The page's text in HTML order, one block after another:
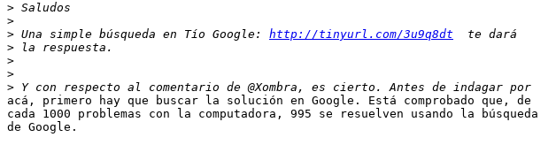
>
>
> Una simple búsqueda en Tío Google: http://tinyurl.com/3u9q8dt
>
>
>
>
acá, primero hay que buscar la solución en Google. Está comprobado que, de
cada 1000 problemas con la computadora, 995 se resuelven usando la búsqueda
de Google.